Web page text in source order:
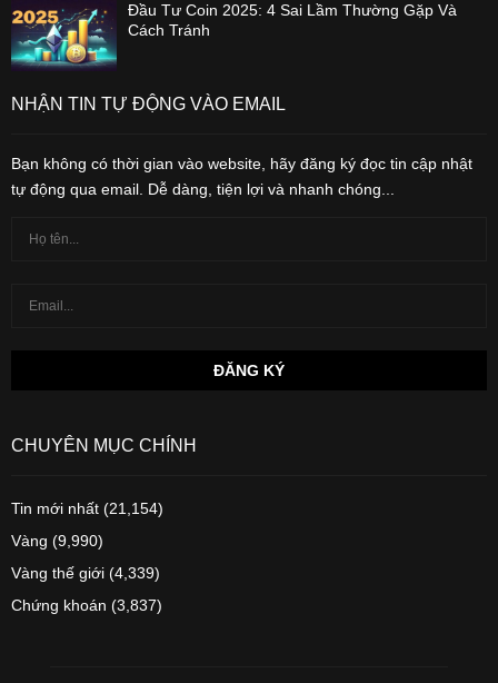
Đầu Tư Coin 2025: 4 Sai Lầm Thường Gặp Và
Cách Tránh
NHẬN TIN TỰ ĐỘNG VÀO EMAIL
Bạn không có thời gian vào website, hãy đăng ký đọc tin cập nhật
tự động qua email. Dễ dàng, tiện lợi và nhanh chóng...
CHUYÊN MỤC CHÍNH
Tin mới nhất (21,154)
Vàng (9,990)
Vàng thế giới (4,339)
Chứng khoán (3,837)